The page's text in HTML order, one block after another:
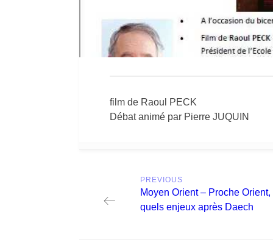
film de Raoul PECK
Débat animé par Pierre JUQUIN
navigation
PREVIOUS
Previous
post:
Moyen Orient – Proche Orient,
quels enjeux après Daech